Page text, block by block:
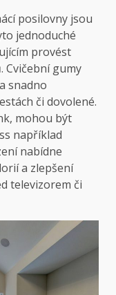
posilovny jsou
jednoduché
provést
Cvičební gumy
snadno
či dovolené.
mohou být
například
nabídne
a zlepšení
televizorem či